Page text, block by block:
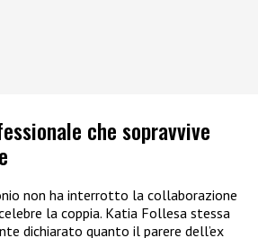
che sopravvive
non ha interrotto la collaborazione
la coppia. Katia Follesa stessa
dichiarato quanto il parere dell’ex